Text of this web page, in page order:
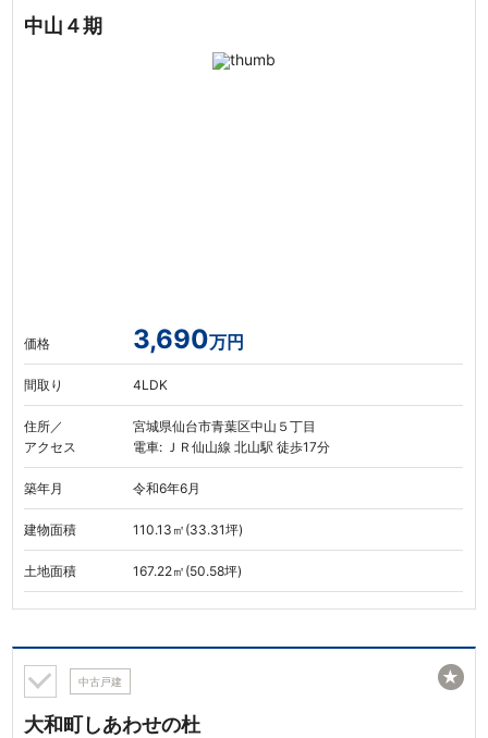
中山４期
価格 3,690万円
間取り 4LDK
住所／
アクセス
宮城県仙台市青葉区中山５丁目
電車: ＪＲ仙山線 北山駅 徒歩17分
築年月 令和6年6月
建物面積 110.13㎡(33.31坪)
土地面積 167.22㎡(50.58坪)
中古戸建
大和町しあわせの杜
★